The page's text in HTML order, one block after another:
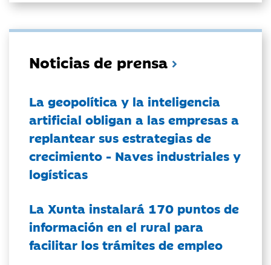
Noticias de prensa
La geopolítica y la inteligencia
artificial obligan a las empresas a
replantear sus estrategias de
crecimiento - Naves industriales y
logísticas
La Xunta instalará 170 puntos de
información en el rural para
facilitar los trámites de empleo